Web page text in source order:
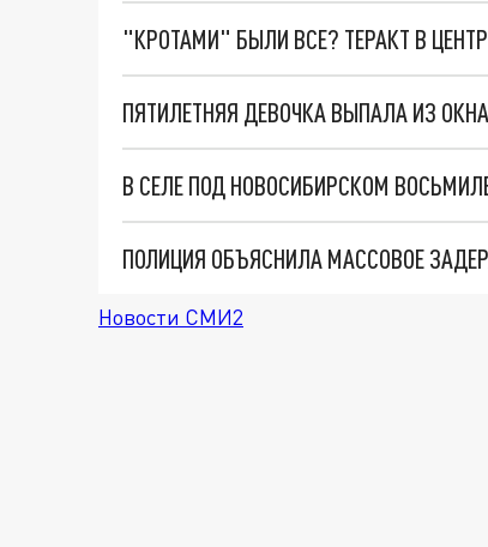
"КРОТАМИ" БЫЛИ ВСЕ? ТЕРАКТ В
ПЯТИЛЕТНЯЯ ДЕВОЧКА ВЫПАЛА ИЗ
В СЕЛЕ ПОД НОВОСИБИРСКОМ
ПОЛИЦИЯ ОБЪЯСНИЛА МАССОВОЕ
Новости СМИ2